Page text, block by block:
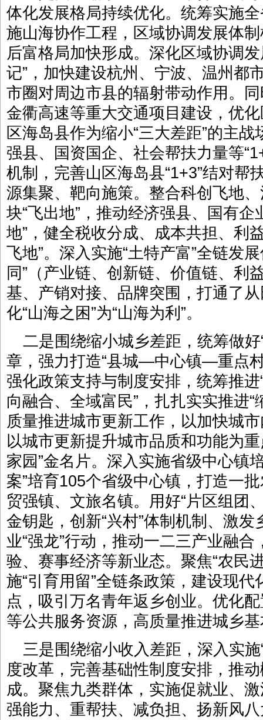
体化发展格局持续优化。统筹实施
施山海协作工程，区域协调发展体
后富格局加快形成。深化区域协调
记”，加快建设杭州、宁波、温州都
市圈对周边市县的辐射带动作用。
金衢高速等重大交通项目建设，优
区海岛县作为缩小“三大差距”的主
强县、国资国企、社会帮扶力量等
机制，完善山区海岛县“1+3”结对帮
源集聚、靶向施策。整合科创飞地
块“飞出地”，推动经济强县、国有
地”，健全税收分成、成本共担、利
飞地”。深入实施“土特产富”全链发
同”（产业链、创新链、价值链、利
基、产销对接、品牌突围，打通了
化“山海之困”为“山海为利”。
二是围绕缩小城乡差距，统筹做好
章，强力打造“县城—中心镇—重点
强化政策支持与制度安排，统筹推
向融合、全域富民”，扎扎实实推进
质量推进城市更新工作，以加快城
以城市更新提升城市品质和功能为
家园”金名片。深入实施省级中心镇
案”培育105个省级中心镇，打造一
贸强镇、文旅名镇。用好“片区组团
金钥匙，创新“兴村”体制机制、激
业“强龙”行动，推动一二三产业融
验、赛事经济等新业态。聚焦“农民
施“引育用留”全链条政策，建设现
点，吸引万名青年返乡创业。优化
等公共服务资源，高质量推进城乡
三是围绕缩小收入差距，深入实施
度改革，完善基础性制度安排，推
成。聚焦九类群体，实施促就业、
强能力、重帮扶、减负担、扬新风